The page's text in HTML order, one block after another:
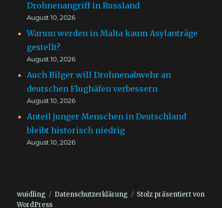
Drohnenangriff in Russland
August 10, 2026
Warum werden in Malta kaum Asylanträge
gestellt?
August 10, 2026
Auch Bilger will Drohnenabwehr an
deutschen Flughäfen verbessern
August 10, 2026
Anteil junger Menschen in Deutschland
bleibt historisch niedrig
August 10, 2026
wuidling Datenschutzerklärung
Stolz präsentiert von
WordPress